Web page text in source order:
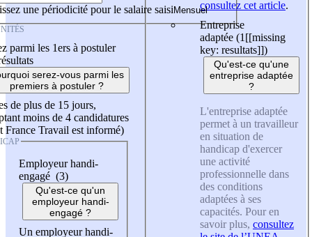
une périodicité pour le salaire saisi
parmi les 1ers à postuler
serez-vous parmi les
premiers à postuler ?
de plus de 15 jours,
moins de 4 candidatures
France Travail est informé)
Employeur handi-
engagé (3)
Qu'est-ce qu'un
employeur handi-
engagé ?
Un employeur handi-
consultez cet article.
Entreprise
adaptée (1 [[missing
key: resultats]])
Qu'est-ce qu'une
entreprise adaptée
?
L'entreprise adaptée
permet à un travailleur
en situation de
handicap d'exercer
une activité
professionnelle dans
des conditions
adaptées à ses
capacités. Pour en
savoir plus, consultez